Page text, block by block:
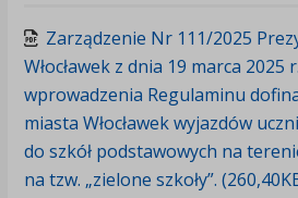
Zarządzenie Nr 111/2025
Włocławek z dnia 19 marca 2025
wprowadzenia Regulaminu
miasta Włocławek wyjazdów
do szkół podstawowych na
na tzw. „zielone szkoły”.